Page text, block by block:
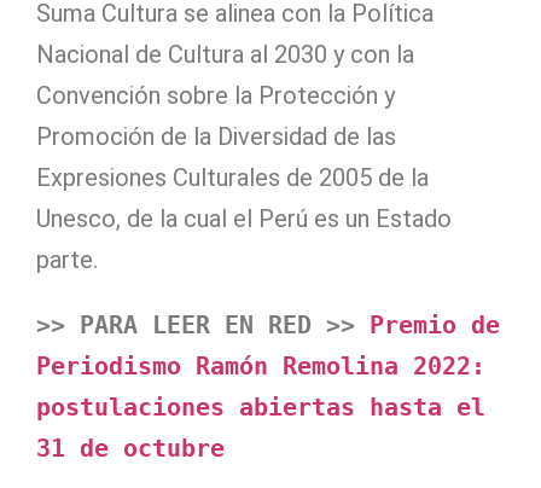
Suma Cultura se alinea con la Política
Nacional de Cultura al 2030 y con la
Convención sobre la Protección y
Promoción de la Diversidad de las
Expresiones Culturales de 2005 de la
Unesco, de la cual el Perú es un Estado
parte.
>> PARA LEER EN RED >>
Premio de
Periodismo Ramón Remolina 2022:
postulaciones abiertas hasta el
31 de octubre